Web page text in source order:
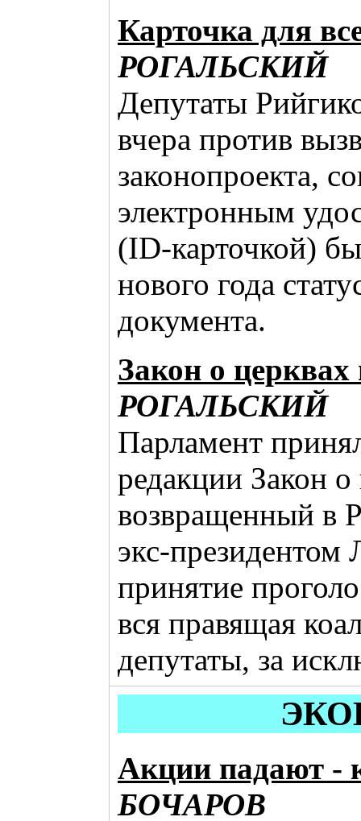
Карточка для
РОГАЛЬСКИЙ
Депутаты
вчера против
законопроекта,
электронным
(ID-карточкой)
нового года
документа.
Закон о
РОГАЛЬСКИЙ
Парламент
редакции Закон
возвращенный в
экс-президентом
принятие
вся правящая
депутаты, за
Акции падают -
БОЧАРОВ